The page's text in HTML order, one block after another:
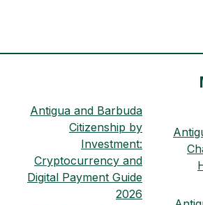
Antigua and Barbuda
Citizenship by
Investment:
Cryptocurrency and
Digital Payment Guide
2026